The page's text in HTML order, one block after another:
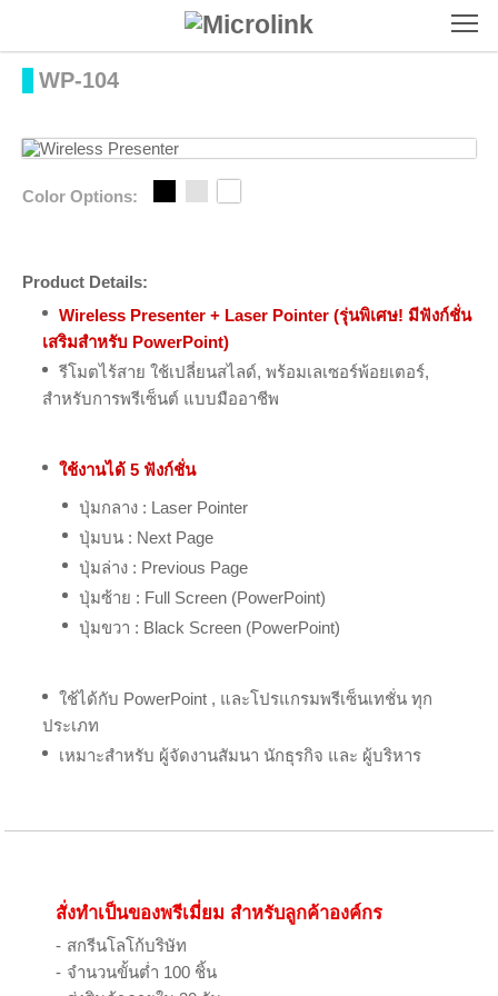
WP-104
Color Options:
Product Details:
Wireless Presenter + Laser Pointer (รุ่นพิเศษ! มีฟังก์ชั่น
เสริมสำหรับ PowerPoint)
รีโมตไร้สาย ใช้เปลี่ยนสไลด์, พร้อมเลเซอร์พ้อยเตอร์,
สำหรับการพรีเซ็นต์ แบบมืออาชีพ
ใช้งานได้ 5 ฟังก์ชั่น
ปุ่มกลาง : Laser Pointer
ปุ่มบน : Next Page
ปุ่มล่าง : Previous Page
ปุ่มซ้าย : Full Screen (PowerPoint)
ปุ่มขวา : Black Screen (PowerPoint)
ใช้ได้กับ PowerPoint , และโปรแกรมพรีเซ็นเทชั่น ทุก
ประเภท
เหมาะสำหรับ ผู้จัดงานสัมนา นักธุรกิจ และ ผู้บริหาร
สั่งทำเป็นของพรีเมี่ยม สำหรับลูกค้าองค์กร
สกรีนโลโก้บริษัท
จำนวนขั้นต่ำ 100 ชิ้น